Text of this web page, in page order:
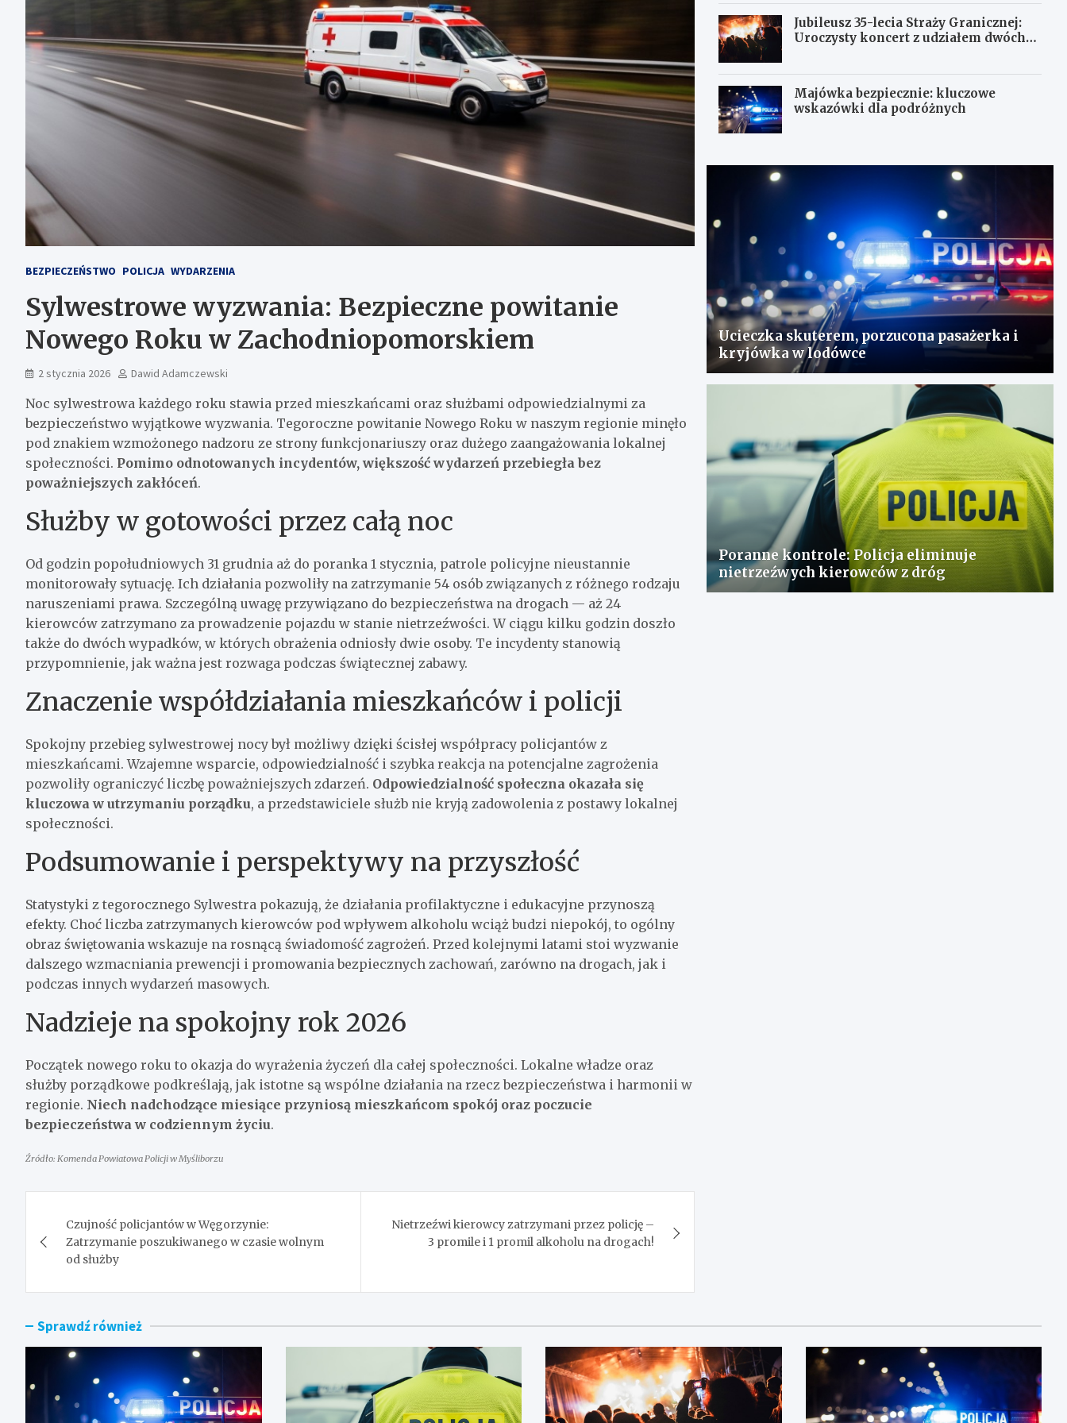
BEZPIECZEŃSTWO POLICJA WYDARZENIA
Sylwestrowe wyzwania: Bezpieczne powitanie
Nowego Roku w Zachodniopomorskiem
2 stycznia 2026 Dawid Adamczewski
Noc sylwestrowa każdego roku stawia przed mieszkańcami oraz służbami odpowiedzialnymi za
bezpieczeństwo wyjątkowe wyzwania. Tegoroczne powitanie Nowego Roku w naszym regionie minęło
pod znakiem wzmożonego nadzoru ze strony funkcjonariuszy oraz dużego zaangażowania lokalnej
społeczności. Pomimo odnotowanych incydentów, większość wydarzeń przebiegła bez
poważniejszych zakłóceń.
Służby w gotowości przez całą noc
Od godzin popołudniowych 31 grudnia aż do poranka 1 stycznia, patrole policyjne nieustannie
monitorowały sytuację. Ich działania pozwoliły na zatrzymanie 54 osób związanych z różnego rodzaju
naruszeniami prawa. Szczególną uwagę przywiązano do bezpieczeństwa na drogach — aż 24
kierowców zatrzymano za prowadzenie pojazdu w stanie nietrzeźwości. W ciągu kilku godzin doszło
także do dwóch wypadków, w których obrażenia odniosły dwie osoby. Te incydenty stanowią
przypomnienie, jak ważna jest rozwaga podczas świątecznej zabawy.
Znaczenie współdziałania mieszkańców i policji
Spokojny przebieg sylwestrowej nocy był możliwy dzięki ścisłej współpracy policjantów z
mieszkańcami. Wzajemne wsparcie, odpowiedzialność i szybka reakcja na potencjalne zagrożenia
pozwoliły ograniczyć liczbę poważniejszych zdarzeń. Odpowiedzialność społeczna okazała się
kluczowa w utrzymaniu porządku, a przedstawiciele służb nie kryją zadowolenia z postawy lokalnej
społeczności.
Podsumowanie i perspektywy na przyszłość
Statystyki z tegorocznego Sylwestra pokazują, że działania profilaktyczne i edukacyjne przynoszą
efekty. Choć liczba zatrzymanych kierowców pod wpływem alkoholu wciąż budzi niepokój, to ogólny
obraz świętowania wskazuje na rosnącą świadomość zagrożeń. Przed kolejnymi latami stoi wyzwanie
dalszego wzmacniania prewencji i promowania bezpiecznych zachowań, zarówno na drogach, jak i
podczas innych wydarzeń masowych.
Nadzieje na spokojny rok 2026
Początek nowego roku to okazja do wyrażenia życzeń dla całej społeczności. Lokalne władze oraz
służby porządkowe podkreślają, jak istotne są wspólne działania na rzecz bezpieczeństwa i harmonii w
regionie. Niech nadchodzące miesiące przyniosą mieszkańcom spokój oraz poczucie
bezpieczeństwa w codziennym życiu.
Źródło: Komenda Powiatowa Policji w Myśliborzu
wpisu
Czujność policjantów w Węgorzynie:
Zatrzymanie poszukiwanego w czasie wolnym
od służby
Nietrzeźwi kierowcy zatrzymani przez policję –
3 promile i 1 promil alkoholu na drogach!
Jubileusz 35-lecia Straży Granicznej:
Uroczysty koncert z udziałem dwóch
Majówka bezpiecznie: kluczowe
wskazówki dla podróżnych
Ucieczka skuterem, porzucona pasażerka i
kryjówka w lodówce
Poranne kontrole: Policja eliminuje
nietrzeźwych kierowców z dróg
Sprawdź również